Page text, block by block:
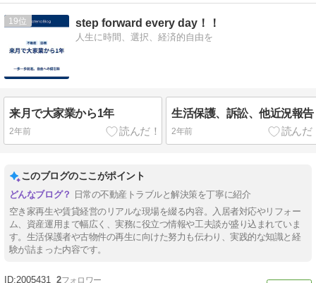
19 step forward every day！！
人生に時間、選択、経済的自由を
来月で大家業から1年
2年前
生活保護、訴訟、他近況報告
2年前
このブログのここがポイント
日常の不動産トラブルと解決策を丁寧に紹介
空き家再生や賃貸経営のリアルな現場を綴る内容。入居者対応やリフォー
ム、資産運用まで幅広く、実務に役立つ情報や工夫談が盛り込まれていま
す。生活保護者や古物件の再生に向けた努力も伝わり、実践的な知識と経
験が詰まった内容です。
2005431 2